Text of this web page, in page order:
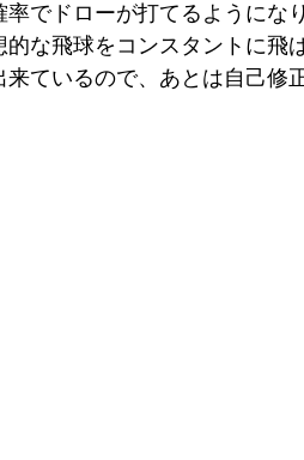
率でドローが打てるようにな
な飛球をコンスタントに飛
ているので、あとは自己修